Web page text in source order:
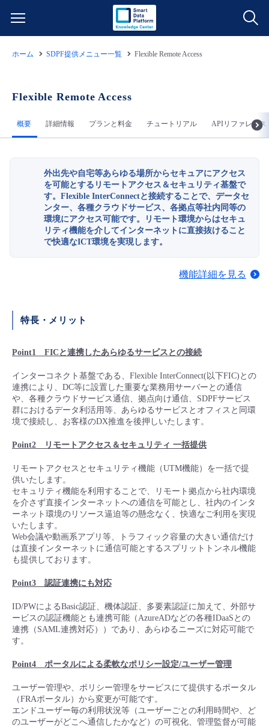
サービス一覧
データ利活用
クラウド/サーバー
IoT
モニタリング/監査
よくある質問
データ利活用
ネットワーク
IoT
すべてのメニューを見る
料金情報
データ利活用
クラウド/サーバー
サポート
すべてのメニューを見る
■ 管理機能
- 管理機能
- ユーザー機能の管理
- 登録情報の管理
- APIリファレンス
■ 基本構築ガイド
- クラウド / サーバー
- Flexible InterConnect
- Flexible Remote Access
- vUTM2
ユースケース
- バックアップ
- リモートワーク
- その他
故障/メンテナンス情報
定期メンテナンス
販売パートナー向けプログラム
ホーム SDPF提供メニュー一覧 Flexible Remote Access
Flexible Remote Access
概要 詳細情報 プランと料金 チュートリアル APIリファレンス
外出先や自宅等あらゆる場所からセキュアにアクセス
を可能とするリモートアクセス＆セキュリティ基盤で
す​。Flexible InterConnectと接続することで、データセ
ンター、各種クラウドサービス、各拠点等社内同等の
環境にアクセス可能​です。リモート環境からはセキュ
リティ機能を介してインターネットに直接抜けること
で快適なICT環境を実現します。
機能詳細を見る
特長・メリット
Point1 FICと連携したあらゆるサービスとの接続
インターコネクト基盤である、Flexible InterConnect(以下FIC)との
連携により、DC等に設置した重要な業務用サーバーとの通信
や、各種クラウドサービス通信、拠点向け通信、SDPFサービス
群におけるデータ利活用等、あらゆるサービスとオフィスと同環
境で接続し、お客様のDX推進を後押しいたします。
Point2 リモートアクセス＆セキュリティ 一括提供
リモートアクセスとセキュリティ機能（UTM機能）を一括で提
供いたします。
セキュリティ機能を利用することで、リモート拠点から社内環境
を介さず直接インターネットへの通信を可能とし、社内のインタ
ーネット環境のリソース逼迫等の懸念なく、快適なご利用を実現
いたします。
Web会議や動画系アプリ等、トラフィック容量の大きい通信だけ
は直接インターネットに通信可能とするスプリットトンネル機能
も提供しております。
Point3 認証連携にも対応
ID/PWによるBasic認証、機体認証、多要素認証に加えて、外部サ
ービスの認証機能とも連携可能（AzureADなどの各種IDaaSとの
連携（SAML連携対応））であり、あらゆるニーズに対応可能で
す。
Point4 ポータルによる柔軟なポリシー設定/ユーザー管理
ユーザー管理や、ポリシー管理をサービスにて提供するポータル
（FRAポータル）から変更が可能です。
エンドユーザー毎の利用状況等（ユーザーごとの利用時間や、ど
のユーザーがどこへ通信したかなど）の可視化、管理監督が可能